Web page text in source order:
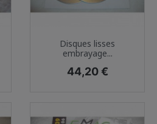
Disques lisses
embrayage...
Prix
44,20 €